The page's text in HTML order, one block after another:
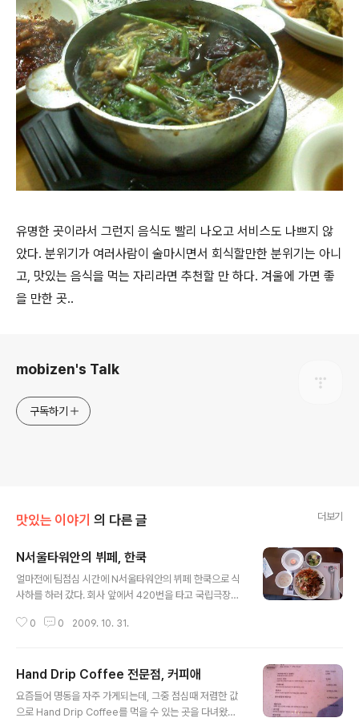
유명한 곳이라서 그런지 음식도 빨리 나오고 서비스도 나쁘지 않
았다. 분위기가 여러사람이 술마시면서 회식할만한 분위기는 아니
고, 맛있는 음식을 먹는 자리라면 추천할 만 하다. 겨울에 가면 좋
을 만한 곳..
mobizen's Talk
구독하기
맛있는 이야기 의 다른 글 더보기
N서울타워안의 뷔페, 한쿡
얼마전에 팀점심 시간에 N서울타워안의 뷔페 한쿡으로 식
사하를 하러 갔다. 회사 앞에서 420번을 타고 국립극장에
올라갔다. 서울 한복판에도 산이라서 그런지 공기가 좋았
었다. 식사비용과 무관하게 엘레베이터를 타고 올라가기
때문에 8천원을 지불해야 했다. 올라가니 서울이 한눈에
다 보여서 눈이 쉬원한다. 식당은 한층을 내려가야 한다. 유
0 0 2009. 10. 31.
Hand Drip Coffee 전문점, 커피애
요즘들어 명동을 자주 가게되는데, 그중 점심때 저렴한 값
으로 Hand Drip Coffee를 먹을 수 있는 곳을 다녀왔다.